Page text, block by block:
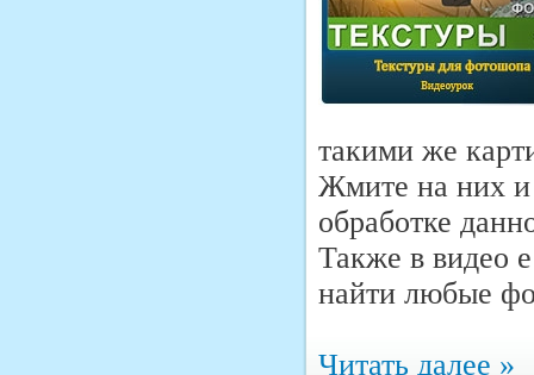
такими же
Жмите на них и
обработке
Также в видео
найти любые
Читать далее »